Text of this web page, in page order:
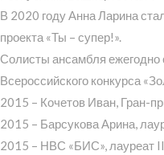
В 2020 году Анна Ларина
проекта «Ты – супер!».
Солисты ансамбля ежегодно
Всероссийского конкурса
2015 – Кочетов Иван, Гран-
2015 – Барсукова Арина,
2015 – НВС «БИС», лауреат